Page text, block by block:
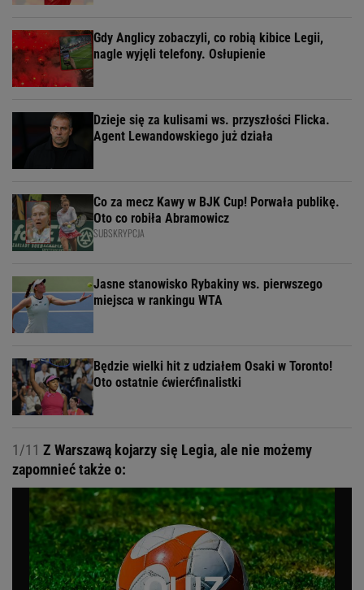
Gdy Anglicy zobaczyli, co robią kibice Legii,
nagle wyjęli telefony. Osłupienie
Dzieje się za kulisami ws. przyszłości Flicka.
Agent Lewandowskiego już działa
Co za mecz Kawy w BJK Cup! Porwała publikę.
Oto co robiła Abramowicz
SUBSKRYPCJA
Jasne stanowisko Rybakiny ws. pierwszego
miejsca w rankingu WTA
Będzie wielki hit z udziałem Osaki w Toronto!
Oto ostatnie ćwierćfinalistki
1/11 Z Warszawą kojarzy się Legia, ale nie możemy
zapomnieć także o: